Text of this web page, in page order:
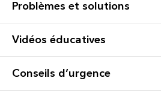
Problèmes et solutions
Vidéos éducatives
Conseils d’urgence